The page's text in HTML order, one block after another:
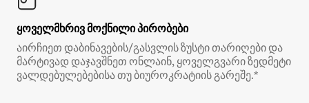
ყოველმხრივ მოქნილი პირობები
აირჩიეთ დაბინავების/გასვლის ზუსტი თარიღები და
მარტივად დაჯავშნეთ ონლაინ, ყოველგვარი ზედმეტი
ვალდებულებებისა თუ ბიუროკრატიის გარეშე.*